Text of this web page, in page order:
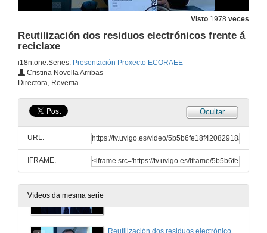
Visto 1978 veces
Reutilización dos residuos electrónicos frente á
reciclaxe
i18n.one.Series: Presentación Proxecto ECORAEE
Cristina Novella Arribas
Directora, Revertia
Ocultar
URL:
IFRAME:
Vídeos da mesma serie